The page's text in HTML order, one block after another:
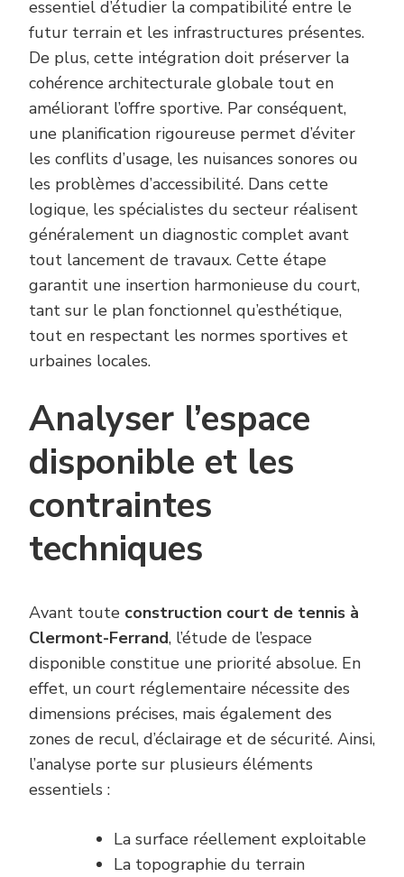
essentiel d’étudier la compatibilité entre le
futur terrain et les infrastructures présentes.
De plus, cette intégration doit préserver la
cohérence architecturale globale tout en
améliorant l’offre sportive. Par conséquent,
une planification rigoureuse permet d’éviter
les conflits d’usage, les nuisances sonores ou
les problèmes d’accessibilité. Dans cette
logique, les spécialistes du secteur réalisent
généralement un diagnostic complet avant
tout lancement de travaux. Cette étape
garantit une insertion harmonieuse du court,
tant sur le plan fonctionnel qu’esthétique,
tout en respectant les normes sportives et
urbaines locales.
Analyser l’espace
disponible et les
contraintes
techniques
Avant toute construction court de tennis à
Clermont-Ferrand, l’étude de l’espace
disponible constitue une priorité absolue. En
effet, un court réglementaire nécessite des
dimensions précises, mais également des
zones de recul, d’éclairage et de sécurité. Ainsi,
l’analyse porte sur plusieurs éléments
essentiels :
La surface réellement exploitable
La topographie du terrain